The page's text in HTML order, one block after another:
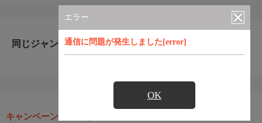
エラー
通信に問題が発生しました[error]
OK
同じジャンルのおすすめ番組
キャンペーン・お得な情報